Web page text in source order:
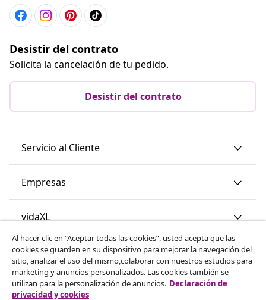
Desistir del contrato
Solicita la cancelación de tu pedido.
Desistir del contrato
Servicio al Cliente
Empresas
vidaXL
Descubre mas
Al hacer clic en “Aceptar todas las cookies”, usted acepta que las
cookies se guarden en su dispositivo para mejorar la navegación del
sitio, analizar el uso del mismo,colaborar con nuestros estudios para
marketing y anuncios personalizados. Las cookies también se
utilizan para la personalización de anuncios. Declaración de
privacidad y cookies